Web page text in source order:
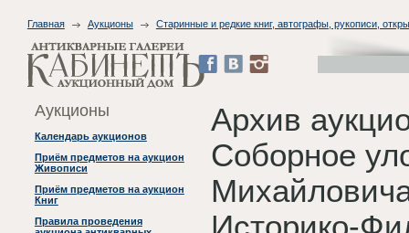
Главная Аукционы Старинные и редкие книг, автографы, рукописи,
Аукционы
Календарь аукционов
Приём предметов на аукцион
Живописи
Приём предметов на аукцион
Книг
Правила проведения
Архив
Соборное